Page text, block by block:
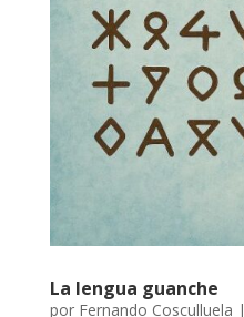
La lengua guanche
por Fernando Cosculluela |